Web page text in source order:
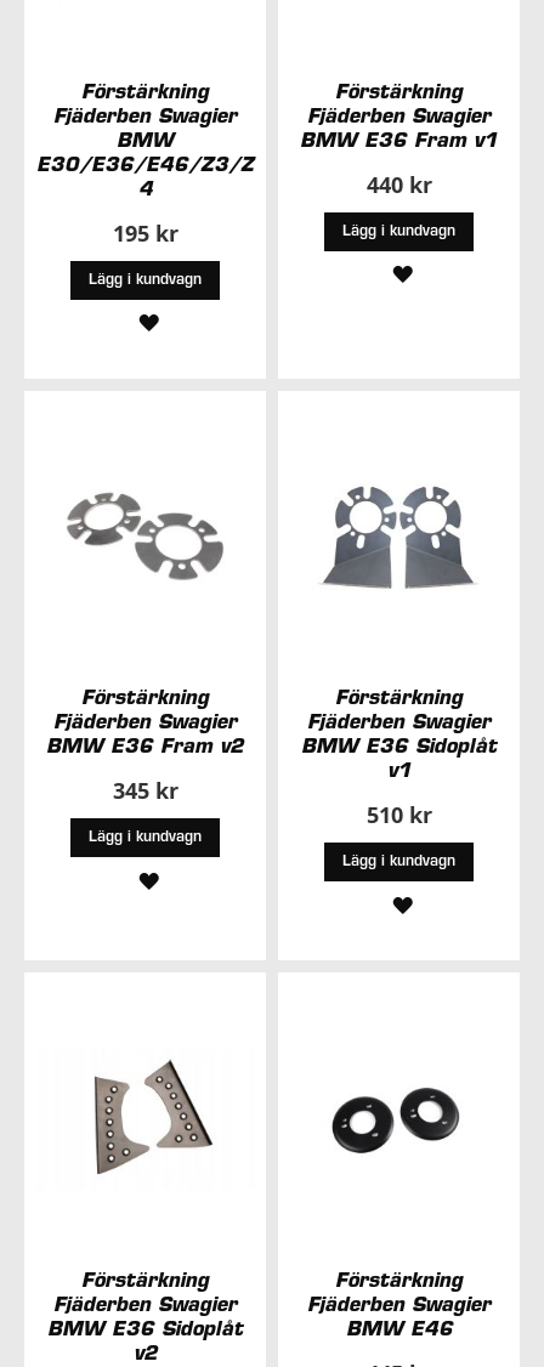
Förstärkning
Fjäderben Swagier
BMW
E30/E36/E46/Z3/Z
4
195 kr
Lägg i kundvagn
LÄGG
Förstärkning
Fjäderben Swagier
BMW E36 Fram v1
440 kr
Lägg i kundvagn
LÄGG
Förstärkning
Fjäderben Swagier
BMW E36 Fram v2
345 kr
Lägg i kundvagn
LÄGG
Förstärkning
Fjäderben Swagier
BMW E36 Sidoplåt
v1
510 kr
Lägg i kundvagn
LÄGG
Förstärkning
Fjäderben Swagier
BMW E36 Sidoplåt
v2
Förstärkning
Fjäderben Swagier
BMW E46